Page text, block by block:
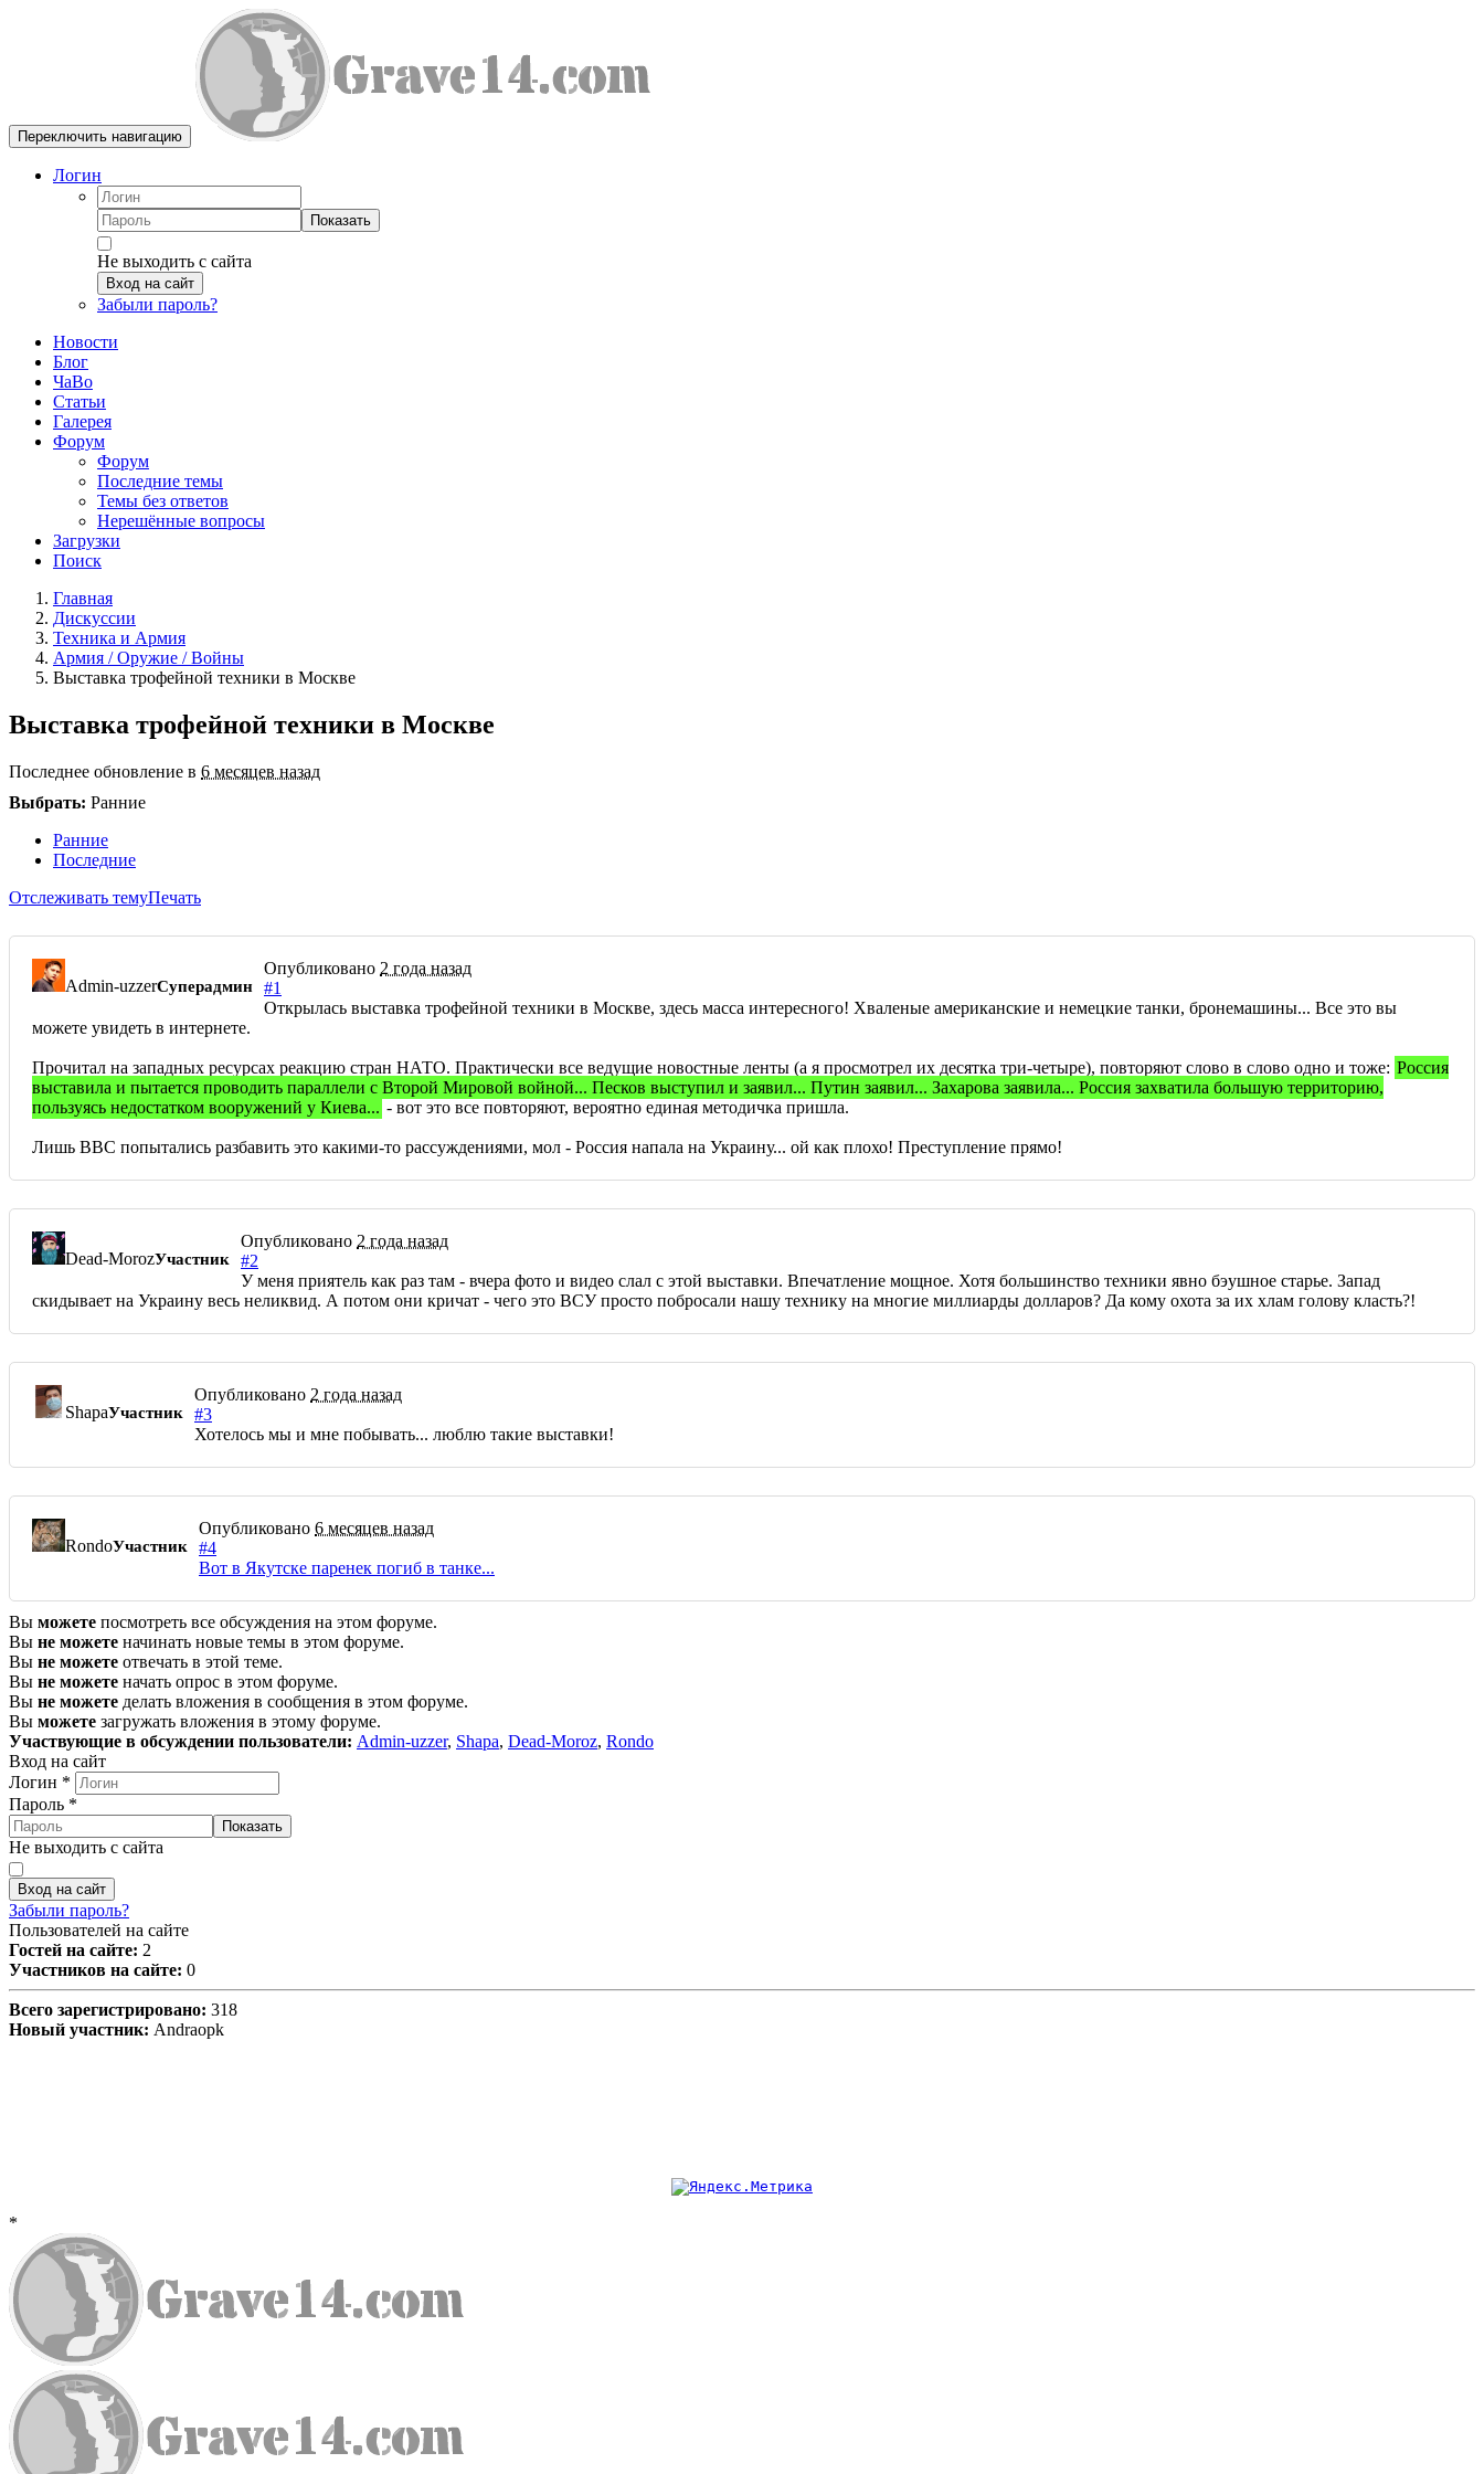
Переключить навигацию
Логин
Показать
Не выходить с сайта
Вход на сайт
Забыли пароль?
Новости
Блог
ЧаВо
Статьи
Галерея
Форум
Форум
Последние темы
Темы без ответов
Нерешённые вопросы
Загрузки
Поиск
Главная
Дискуссии
Техника и Армия
Армия / Оружие / Войны
Выставка трофейной техники в Москве
Выставка трофейной техники в Москве
Последнее обновление в 6 месяцев назад
Выбрать: Ранние
Ранние
Последние
Отслеживать темуПечать
Admin-uzzerСуперадмин
Опубликовано 2 года назад
#1
Открылась выставка трофейной техники в Москве, здесь масса интересного! Хваленые американские и немецкие танки, бронемашины... Все это вы
можете увидеть в интернете.
Прочитал на западных ресурсах реакцию стран НАТО. Практически все ведущие новостные ленты (а я просмотрел их десятка три-четыре), повторяют слово в слово одно и тоже: Россия
выставила и пытается проводить параллели с Второй Мировой войной... Песков выступил и заявил... Путин заявил... Захарова заявила... Россия захватила большую территорию,
пользуясь недостатком вооружений у Киева... - вот это все повторяют, вероятно единая методичка пришла.
Лишь BBC попытались разбавить это какими-то рассуждениями, мол - Россия напала на Украину... ой как плохо! Преступление прямо!
Dead-MorozУчастник
Опубликовано 2 года назад
#2
У меня приятель как раз там - вчера фото и видео слал с этой выставки. Впечатление мощное. Хотя большинство техники явно бэушное старье. Запад
скидывает на Украину весь неликвид. А потом они кричат - чего это ВСУ просто побросали нашу технику на многие миллиарды долларов? Да кому охота за их хлам голову класть?!
ShapaУчастник
Опубликовано 2 года назад
#3
Хотелось мы и мне побывать... люблю такие выставки!
RondoУчастник
Опубликовано 6 месяцев назад
#4
Вот в Якутске паренек погиб в танке...
Вы можете посмотреть все обсуждения на этом форуме.
Вы не можете начинать новые темы в этом форуме.
Вы не можете отвечать в этой теме.
Вы не можете начать опрос в этом форуме.
Вы не можете делать вложения в сообщения в этом форуме.
Вы можете загружать вложения в этому форуме.
Участвующие в обсуждении пользователи: Admin-uzzer, Shapa, Dead-Moroz, Rondo
Вход на сайт
Логин *
Пароль *
Показать
Не выходить с сайта
Вход на сайт
Забыли пароль?
Пользователей на сайте
Гостей на сайте: 2
Участников на сайте: 0
Всего зарегистрировано: 318
Новый участник: Andraopk
*